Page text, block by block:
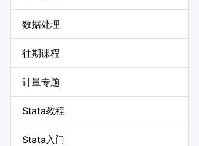
数据处理
往期课程
计量专题
Stata教程
Stata入门